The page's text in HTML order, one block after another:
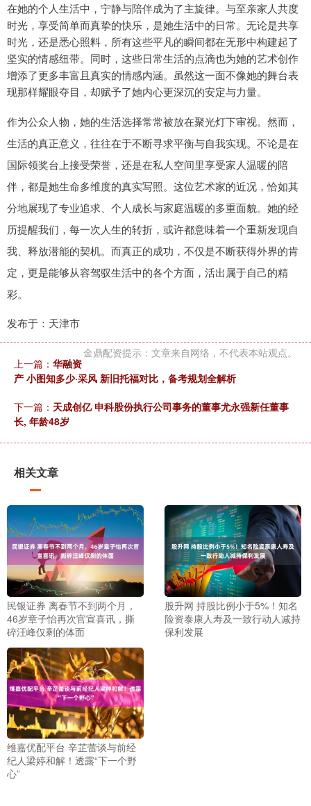
在她的个人生活中，宁静与陪伴成为了主旋律。与至亲家人共度
时光，享受简单而真挚的快乐，是她生活中的日常。无论是共享
时光，还是悉心照料，所有这些平凡的瞬间都在无形中构建起了
坚实的情感纽带。同时，这些日常生活的点滴也为她的艺术创作
增添了更多丰富且真实的情感内涵。虽然这一面不像她的舞台表
现那样耀眼夺目，却赋予了她内心更深沉的安定与力量。
作为公众人物，她的生活选择常常被放在聚光灯下审视。然而，
生活的真正意义，往往在于不断寻求平衡与自我实现。不论是在
国际领奖台上接受荣誉，还是在私人空间里享受家人温暖的陪
伴，都是她生命多维度的真实写照。这位艺术家的近况，恰如其
分地展现了专业追求、个人成长与家庭温暖的多重面貌。她的经
历提醒我们，每一次人生的转折，或许都意味着一个重新发现自
我、释放潜能的契机。而真正的成功，不仅是不断获得外界的肯
定，更是能够从容驾驭生活中的各个方面，活出属于自己的精
彩。
发布于：天津市
金鼎配资提示：文章来自网络，不代表本站观点。
上一篇： 华融资
产 小图知多少·采风 新旧托福对比，备考规划全解析
下一篇： 天成创亿 申科股份执行公司事务的董事尤永强新任董事
长, 年龄48岁
相关文章
民银证券 离春节不到两个月，
46岁章子怡再次官宣喜讯，撕
碎汪峰仅剩的体面
股升网 持股比例小于5%！知名
险资泰康人寿及一致行动人减持
保利发展
维嘉优配平台 辛芷蕾谈与前经
纪人梁婷和解！透露“下一个野
心”